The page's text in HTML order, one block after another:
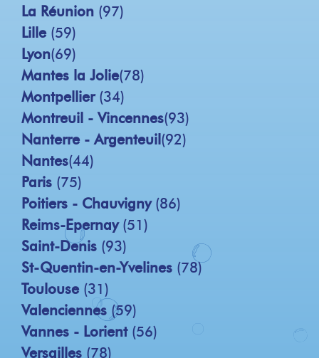
La Réunion (97)
Lille (59)
Lyon(69)
Mantes la Jolie(78)
Montpellier (34)
Montreuil - Vincennes(93)
Nanterre - Argenteuil (92)
Nantes(44)
Paris (75)
Poitiers - Chauvigny (86)
Reims-Epernay (51)
Saint-Denis (93)
St-Quentin-en-Yvelines (78)
Toulouse (31)
Valenciennes (59)
Vannes - Lorient (56)
Versailles (78)